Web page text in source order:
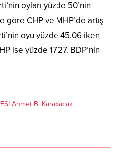
oyları yüzde 50’nin
göre CHP ve MHP’de artış
oyu yüzde 45.06 iken
ise yüzde 17.27. BDP’nin